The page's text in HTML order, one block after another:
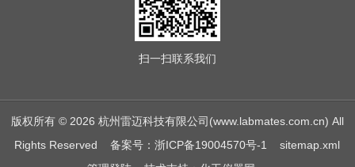
扫一扫联系我们
版权所有 © 2026 杭州雷迈科技有限公司(www.labmates.com.cn) All
Rights Reserved备案号：浙ICP备19004570号-1
sitemap.xml